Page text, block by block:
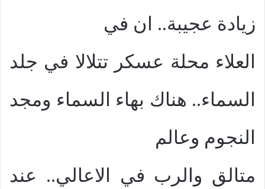
زيادة عجيبة.. ان في
العلاء محلة عسكر تتلالا في جلد
السماء.. هناك بهاء السماء ومجد
النجوم وعالم
متالق والرب في الاعالي.. عند